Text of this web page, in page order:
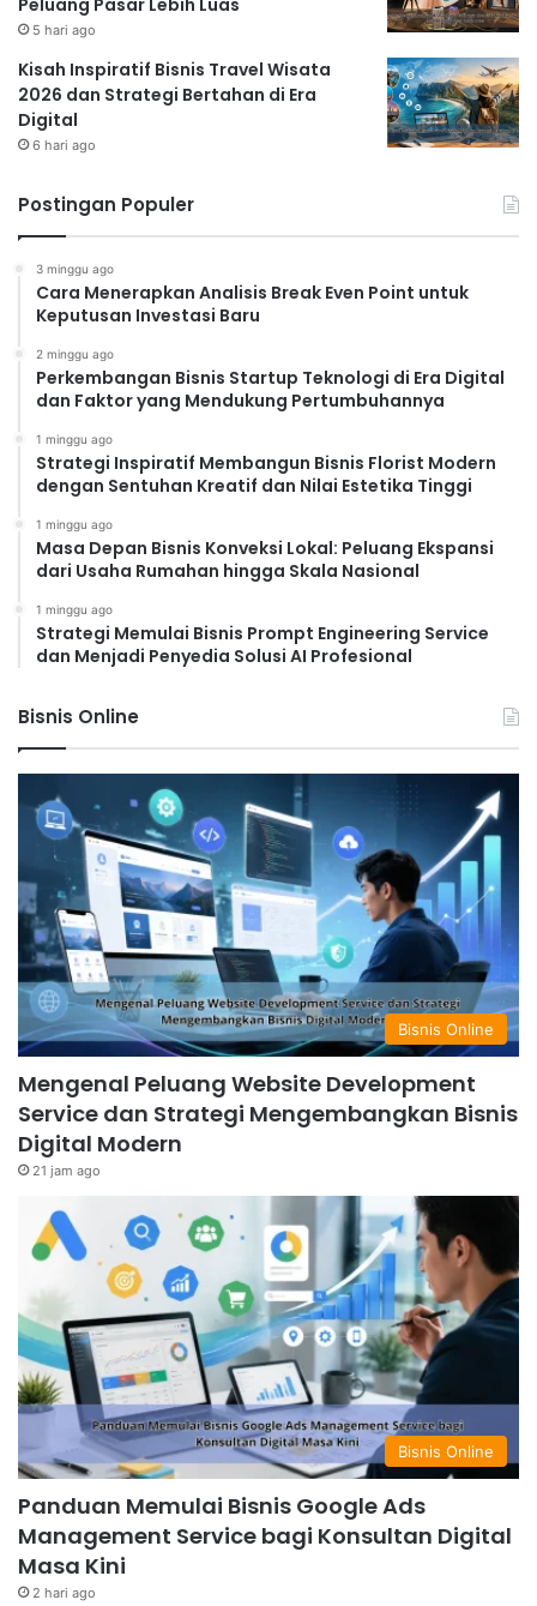
Peluang Pasar Lebih Luas
5 hari ago
Kisah Inspiratif Bisnis Travel Wisata
2026 dan Strategi Bertahan di Era
Digital
6 hari ago
Postingan Populer
3 minggu ago
Cara Menerapkan Analisis Break Even Point untuk
Keputusan Investasi Baru
2 minggu ago
Perkembangan Bisnis Startup Teknologi di Era Digital
dan Faktor yang Mendukung Pertumbuhannya
1 minggu ago
Strategi Inspiratif Membangun Bisnis Florist Modern
dengan Sentuhan Kreatif dan Nilai Estetika Tinggi
1 minggu ago
Masa Depan Bisnis Konveksi Lokal: Peluang Ekspansi
dari Usaha Rumahan hingga Skala Nasional
1 minggu ago
Strategi Memulai Bisnis Prompt Engineering Service
dan Menjadi Penyedia Solusi AI Profesional
Bisnis Online
Bisnis Online
Mengenal Peluang Website Development
Service dan Strategi Mengembangkan Bisnis
Digital Modern
21 jam ago
Bisnis Online
Panduan Memulai Bisnis Google Ads
Management Service bagi Konsultan Digital
Masa Kini
2 hari ago